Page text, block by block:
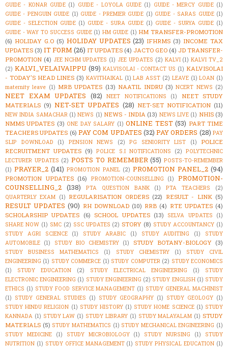
GUIDE - KONAR GUIDE (1) GUIDE - LOYOLA GUIDE (1) GUIDE - MERCY GUIDE (1)
GUIDE - PENGUIN GUIDE (1) GUIDE - PREMIER GUIDE (1) GUIDE - SARAS GUIDE (1)
GUIDE - SELECTION GUIDE (1) GUIDE - SURA GUIDE (1) GUIDE - SURYA GUIDE (1)
GUIDE - WAY TO SUCCESS GUIDE (1) HM GUIDE (1) HM TRANSFER-PROMOTION
(6) HOLIDAY G.O (5) HOLIDAY UPDATES (23) IFHRMS (3) INCOME TAX
UPDATES (3) IT FORM (26) IT UPDATES (4) JACTO GEO (4) JD TRANSFER-
PROMOTION (4) JEE NCHM UPDATES (1) JEE UPDATES (2) KALVI (1) KALVI TV_2
(2) KALVI_VELAIVAIPPU (89) KALVISOLAI - CONTACT US (1) KALVISOLAI
- TODAY'S HEAD LINES (3) KAVITHAIKAL (1) LAB ASST (2) LEAVE (1) LOAN (1)
maternity leave (1) MRB UPDATES (13) NAATIL INDRU (3) NCERT NEWS (2)
NEET EXAM UPDATES (82) NEET NOTIFICATIONS (1)
NEET STUDY
MATERIALS (9) NET-SET UPDATES (28) NET-SET NOTIFICATION (11)
NEW INDIA SAMACHAR (1) NEWS (1) NEWS - INDIA (13) NEWS LIVE (1) NHIS (3)
NMMS UPDATES (3) ONE DAY SALARY (1) ONLINE TEST (53) PART TIME
TEACHERS UPDATES (6) PAY COM UPDATES (32) PAY ORDERS (28) PAY
SLIP DOWNLOAD
(1) PENSION NEWS (2) PG SENIORITY LIST (1)
POLICE
RECRUITMENT UPDATES (9) POLICE S.I NOTIFICATIONS (2) POLYTECHNIC
LECTURER UPDATES (2) POSTS TO REMEMBER (55) POSTS-TO-REMEMBER
(1) PRAYER_2 (141) PROMOTION PANEL (2) PROMOTION PANEL_2 (94)
PROMOTION UPDATES (16) PROMOTION-COUNSELLING (1)
PROMOTION-
COUNSELLING_2 (138) PTA QUESTION BANK (1) PTA TEACHERS
(2)
QUARTERLY EXAM (1) REGULARISATION ORDERS (22) RESULT - LINK (5)
RESULT UPDATES (90) RH DOWNLOAD (10) RRB (4) RTE UPDATES (4)
SCHOLARSHIP UPDATES (6) SCHOOL UPDATES (13) SELVA UPDATES
(1)
SHARE NOW (1) SMC (2) SSC UPDATES (2) STORY (8) STUDY ACCOUNTANCY (1)
STUDY AGRI SCIENCE
(1) STUDY ARABIC (1) STUDY AUDITING (1)
STUDY
AUTOMOBILE (1) STUDY BIO CHEMISTRY (1) STUDY BOTANY-BIOLOGY (3)
STUDY BUSINESS MATHEMATICS (1) STUDY CHEMISTRY (1)
STUDY CIVIL
ENGINEERING (1) STUDY COMMERCE (1) STUDY COMPUTER (2) STUDY ECONOMICS
(1)
STUDY EDUCATION (2) STUDY ELECTRICAL ENGINEERING (1)
STUDY
ELECTRONIC ENGINEERING (1) STUDY ENGINEERING (2) STUDY ENGLISH (1) STUDY
ETHICS (1) STUDY FOOD SERVICE MANAGEMENT (1) STUDY GENERAL MACHINIST
(1) STUDY GENERAL STUDIES (1) STUDY GEOGRAPHY (1) STUDY GEOLOGY (1)
STUDY HINDU RELIGION (1) STUDY HISTORY (1) STUDY HOME SCIENCE (1) STUDY
KANNADA (1) STUDY LAW (1) STUDY LIBRARY (1) STUDY MALAYALAM (1) STUDY
MATERIALS (5) STUDY MATHEMATICS (1) STUDY MECHANICAL ENGINEERING (1)
STUDY MEDICINE
(1) STUDY MICROBIOLOGY (1) STUDY NURSING (1)
STUDY
NUTRITION (1) STUDY OFFICE MANAGEMENT (1) STUDY PHYSICAL EDUCATION (1)